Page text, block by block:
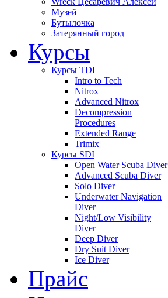
Музей
Бутылочка
Затерянный город
Курсы
Курсы TDI
Intro to Tech
Nitrox
Advanced Nitrox
Decompression
Procedures
Extended Range
Trimix
Курсы SDI
Open Water Scuba Diver
Advanced Scuba Diver
Solo Diver
Underwater Navigation
Diver
Night/Low Visibility
Diver
Deep Diver
Dry Suit Diver
Ice Diver
Прайс